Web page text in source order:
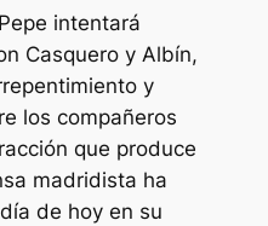
intentará
Casquero y Albín,
y
los compañeros
que produce
madridista ha
de hoy en su